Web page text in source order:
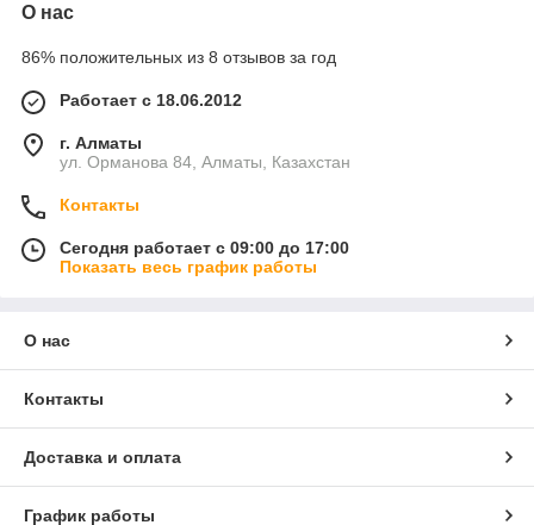
О нас
86% положительных из 8 отзывов за год
Работает с 18.06.2012
г. Алматы
ул. Орманова 84, Алматы, Казахстан
Контакты
Сегодня работает с 09:00 до 17:00
Показать весь график работы
О нас
Контакты
Доставка и оплата
График работы